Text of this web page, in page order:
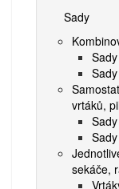
Sady
vrtáků,
sekáče,